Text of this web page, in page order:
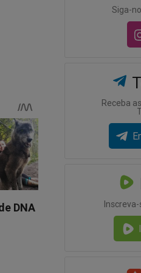
o
de
da
Siga-
Receba